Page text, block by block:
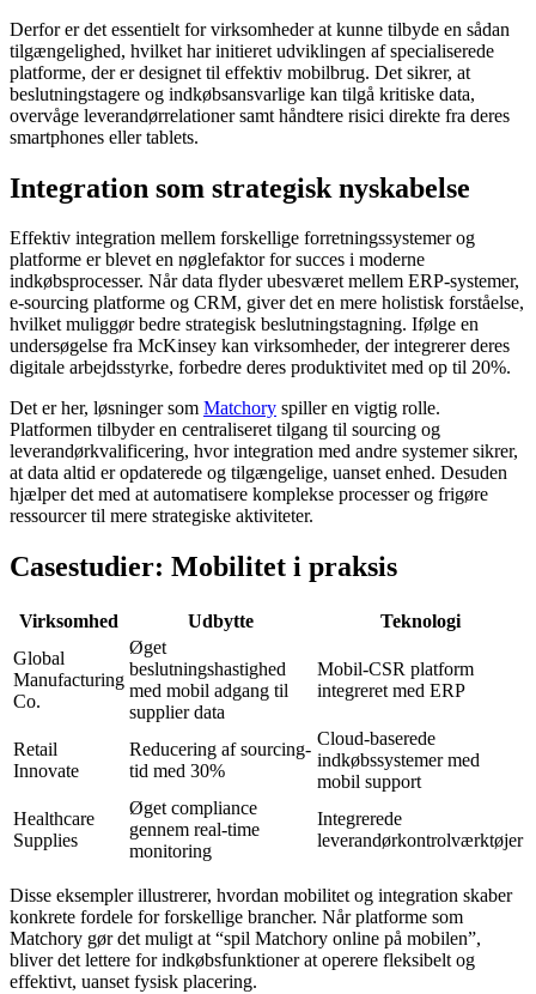
Derfor er det essentielt for virksomheder at kunne tilbyde en sådan
tilgængelighed, hvilket har initieret udviklingen af specialiserede
platforme, der er designet til effektiv mobilbrug. Det sikrer, at
beslutningstagere og indkøbsansvarlige kan tilgå kritiske data,
overvåge leverandørrelationer samt håndtere risici direkte fra deres
smartphones eller tablets.
Integration som strategisk nyskabelse
Effektiv integration mellem forskellige forretningssystemer og
platforme er blevet en nøglefaktor for succes i moderne
indkøbsprocesser. Når data flyder ubesværet mellem ERP-systemer,
e-sourcing platforme og CRM, giver det en mere holistisk forståelse,
hvilket muliggør bedre strategisk beslutningstagning. Ifølge en
undersøgelse fra McKinsey kan virksomheder, der integrerer deres
digitale arbejdsstyrke, forbedre deres produktivitet med op til 20%.
Det er her, løsninger som Matchory spiller en vigtig rolle.
Platformen tilbyder en centraliseret tilgang til sourcing og
leverandørkvalificering, hvor integration med andre systemer sikrer,
at data altid er opdaterede og tilgængelige, uanset enhed. Desuden
hjælper det med at automatisere komplekse processer og frigøre
ressourcer til mere strategiske aktiviteter.
Casestudier: Mobilitet i praksis
Virksomhed Udbytte
Teknologi
Global
Manufacturing
Co.
Øget
beslutningshastighed
med mobil adgang til
supplier data
Mobil-CSR platform
integreret med ERP
Retail
Innovate
Reducering af sourcing-
tid med 30%
Cloud-baserede
indkøbssystemer med
mobil support
Healthcare
Supplies
Øget compliance
gennem real-time
monitoring
Integrerede
leverandørkontrolværktøjer
Disse eksempler illustrerer, hvordan mobilitet og integration skaber
konkrete fordele for forskellige brancher. Når platforme som
Matchory gør det muligt at “spil Matchory online på mobilen”,
bliver det lettere for indkøbsfunktioner at operere fleksibelt og
effektivt, uanset fysisk placering.